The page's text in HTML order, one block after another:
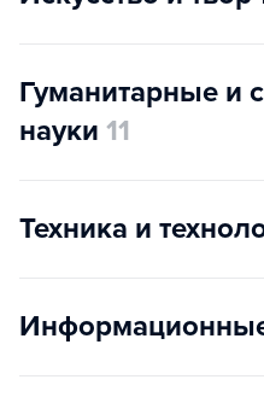
Гуманитарные и
науки 11
Техника и